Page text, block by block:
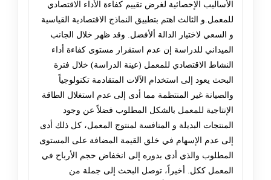
الأساليب الإحصائية لغرض تقييم كفاءة الأداء الاقتصادي
للمعمل.و الثالث اهتم بتطبيق النماذج الاقتصادية القياسية
و السعي لاختيار الدالة ألأفضل. وقد ظهر خلال الجانب
الميداني للدراسة إن عدم استقرار مستوى كفاءة أداء
النشاط الاقتصادي للمعمل (عينة الدراسة) خلال فترة
البحث يعود إلى استخدام الآلات المتقادمة تكنولوجياً
والصيانة غير المنتظمة مما أدى إلى عدم استغلال الطاقة
الإنتاجية للمعمل بالشكل المطلوب فضلاً عن وجود
المنتجات البديلة و المنافسة لمنتوج المعمل، كل ذلك أدى
إلى عدم الإسهام في خلق القيمة المضافة على المستوى
المطلوب والذي أدى بدوره إلى انخفاض حجم الأرباح في
المعمل ككل. أخيراً، توصل البحث إلى جملة من